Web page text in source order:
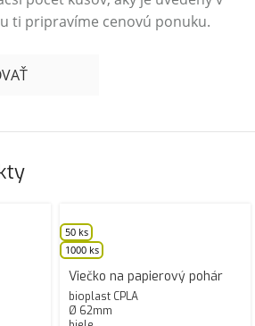
ti pripravíme cenovú ponuku.
50 ks
1000 ks
Viečko na papierový pohár
bioplast CPLA
Ø 62mm